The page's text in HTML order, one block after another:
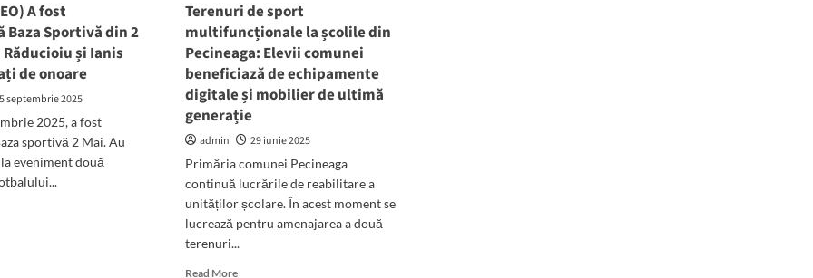
A fost
Baza Sportivă din 2
și Ianis
de onoare
septembrie 2025
2025, a fost
sportivă 2 Mai. Au
eveniment două
Terenuri de sport
multifuncționale la școlile din
Pecineaga: Elevii comunei
beneficiază de echipamente
digitale și mobilier de ultimă
generație
admin
29 iunie 2025
Primăria comunei Pecineaga
continuă lucrările de reabilitare a
unităților școlare. În acest moment se
lucrează pentru amenajarea a două
terenuri...
Read MoreRead